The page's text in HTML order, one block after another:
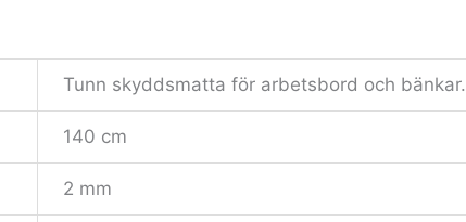
Tunn skyddsmatta för arbetsbord och bänkar.
140 cm
2 mm